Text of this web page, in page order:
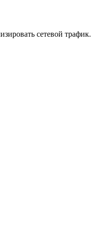
сетевой трафик.